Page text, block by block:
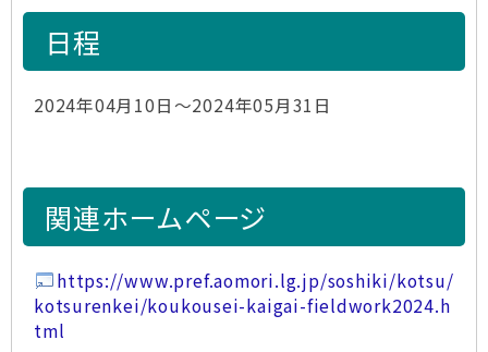
日程
2024年04月10日～2024年05月31日
関連ホームページ
https://www.pref.aomori.lg.jp/soshiki/kotsu/
kotsurenkei/koukousei-kaigai-fieldwork2024.h
tml